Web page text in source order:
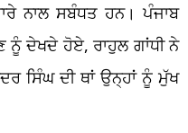
ਨਾਲ ਸਬੰਧਤ ਹਨ। ਪੰਜਾਬ
ਦੇਖਦੇ ਹੋਏ, ਰਾਹੁਲ ਗਾਂਧੀ ਨੇ
ਸਿੰਘ ਦੀ ਥਾਂ ਉਨ੍ਹਾਂ ਨੂੰ ਮੁੱਖ